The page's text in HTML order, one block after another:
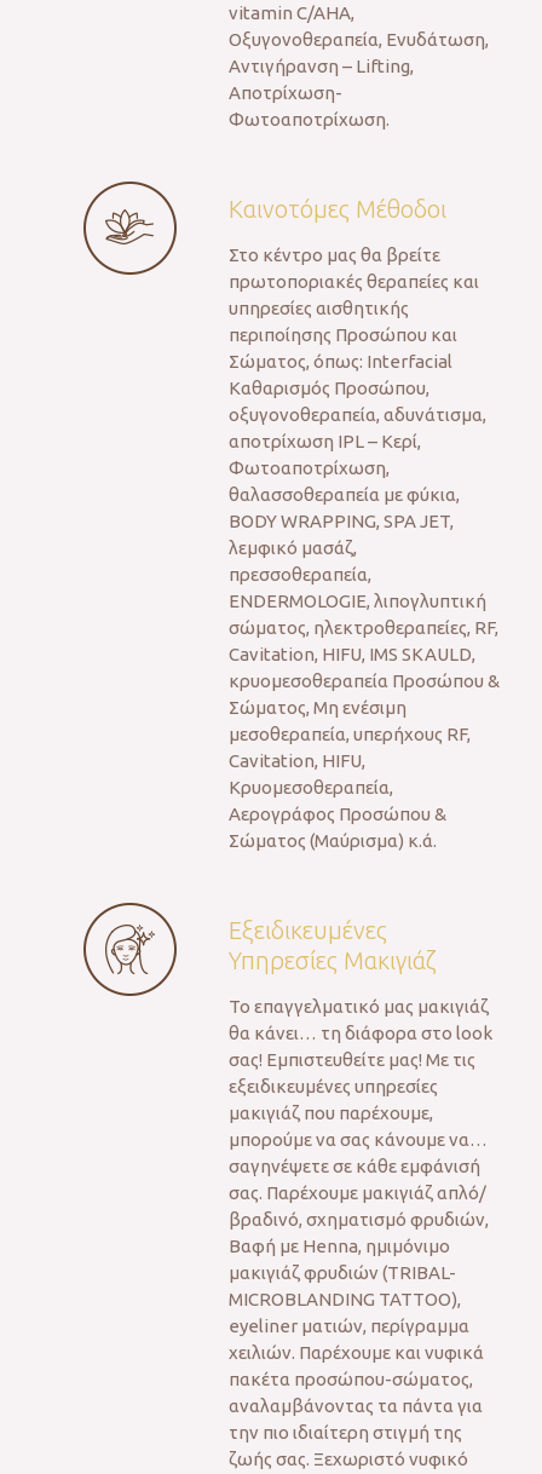
vitamin C/AHA,
Οξυγονοθεραπεία, Ενυδάτωση,
Αντιγήρανση – Lifting,
Αποτρίχωση-
Φωτοαποτρίχωση.
Καινοτόμες Μέθοδοι
Στο κέντρο μας θα βρείτε
πρωτοποριακές θεραπείες και
υπηρεσίες αισθητικής
περιποίησης Προσώπου και
Σώματος, όπως: Interfacial
Καθαρισμός Προσώπου,
οξυγονοθεραπεία, αδυνάτισμα,
αποτρίχωση IPL – Κερί,
Φωτοαποτρίχωση,
θαλασσοθεραπεία με φύκια,
BODY WRAPPING, SPA JET,
λεμφικό μασάζ,
πρεσσοθεραπεία,
ENDERMOLOGIE, λιπογλυπτική
σώματος, ηλεκτροθεραπείες, RF,
Cavitation, HIFU, IMS SKAULD,
κρυομεσοθεραπεία Προσώπου &
Σώματος, Μη ενέσιμη
μεσοθεραπεία, υπερήχους RF,
Cavitation, HIFU,
Κρυομεσοθεραπεία,
Αερογράφος Προσώπου &
Σώματος (Μαύρισμα) κ.ά.
Εξειδικευμένες
Υπηρεσίες Μακιγιάζ
Το επαγγελματικό μας μακιγιάζ
θα κάνει… τη διάφορα στο look
σας! Εμπιστευθείτε μας! Με τις
εξειδικευμένες υπηρεσίες
μακιγιάζ που παρέχουμε,
μπορούμε να σας κάνουμε να…
σαγηνέψετε σε κάθε εμφάνισή
σας. Παρέχουμε μακιγιάζ απλό/
βραδινό, σχηματισμό φρυδιών,
Βαφή με Henna, ημιμόνιμο
μακιγιάζ φρυδιών (TRIBAL-
MICROBLANDING TATTOO),
eyeliner ματιών, περίγραμμα
χειλιών. Παρέχουμε και νυφικά
πακέτα προσώπου-σώματος,
αναλαμβάνοντας τα πάντα για
την πιο ιδιαίτερη στιγμή της
ζωής σας. Ξεχωριστό νυφικό